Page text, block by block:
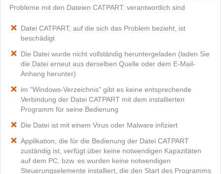
Probleme mit den Dateien CATPART: verantwortlich sind
Datei CATPART, auf die sich das Problem bezieht, ist
beschädigt
Die Datei wurde nicht vollständig heruntergeladen (laden Sie
die Datei erneut aus derselben Quelle oder dem E-Mail-
Anhang herunter)
im "Windows-Verzeichnis" gibt es keine entsprechende
Verbindung der Datei CATPART mit dem installierten
Programm für seine Bedienung
Die Datei ist mit einem Virus oder Malware infiziert
Applikation, die für die Bedienung der Datei CATPART
zuständig ist, verfügt über keine notwendigen Kapazitäten
auf dem PC, bzw. es wurden keine notwendigen
Steuerungselemente installiert, die den Start des Programms